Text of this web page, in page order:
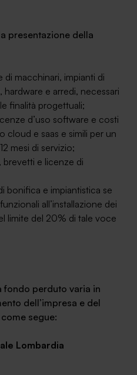
presentazione della
di macchinari, impianti di
e arredi, necessari
finalità progettuali;
d’uso software e costi
cloud e saas e simili per un
mesi di servizio;
brevetti e licenze di
bonifica e impiantistica se
all’installazione dei
limite del 20% di tale voce
fondo perduto varia in
dell’impresa e del
segue:
Lombardia